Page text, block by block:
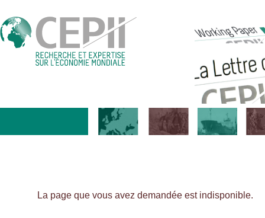
La page que vous avez demandée est indisponible.